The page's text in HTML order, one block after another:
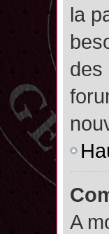
la
des
A